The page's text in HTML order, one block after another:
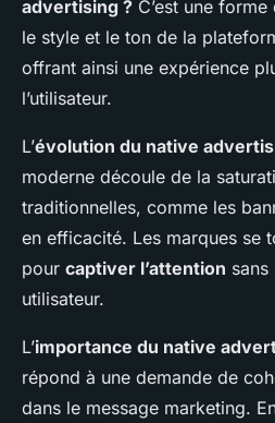
advertising ? C’est une
le style et le ton de la
offrant ainsi une expérience
l’utilisateur.
L’évolution du native
moderne découle de la
traditionnelles, comme les
en efficacité. Les marques se
pour captiver l’attention sans
utilisateur.
L’importance du native
répond à une demande de
dans le message marketing.